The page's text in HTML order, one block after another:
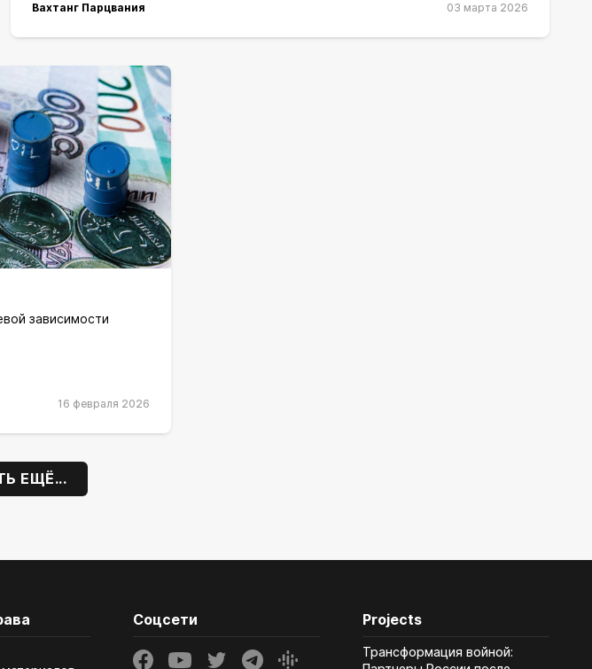
Вахтанг Парцвания 03 марта 2026
зависимости
16 февраля 2026
ЕЩЁ...
Соцсети Projects
Трансформация войной: